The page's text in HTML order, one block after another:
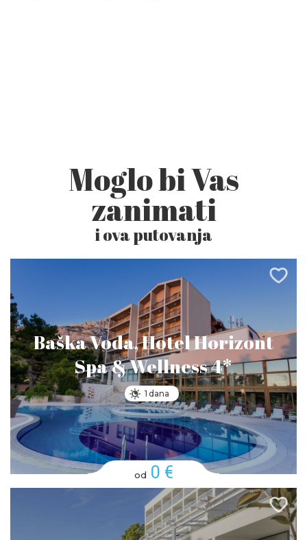
Moglo bi Vas
zanimati
i ova putovanja
Baška Voda, Hotel Horizont
Spa & Wellness 4*
1 dana
od 0 €